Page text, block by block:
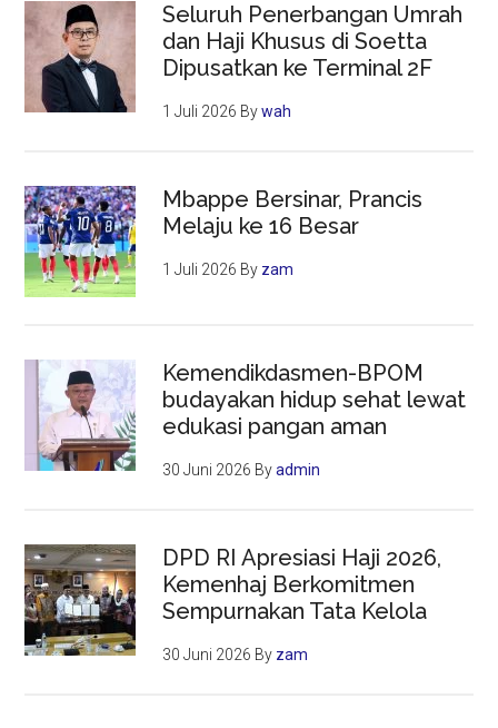
Seluruh Penerbangan Umrah
dan Haji Khusus di Soetta
Dipusatkan ke Terminal 2F
1 Juli 2026 Bywah
Mbappe Bersinar, Prancis
Melaju ke 16 Besar
1 Juli 2026 By zam
Kemendikdasmen-BPOM
budayakan hidup sehat lewat
edukasi pangan aman
30 Juni 2026 Byadmin
DPD RI Apresiasi Haji 2026,
Kemenhaj Berkomitmen
Sempurnakan Tata Kelola
30 Juni 2026 By zam